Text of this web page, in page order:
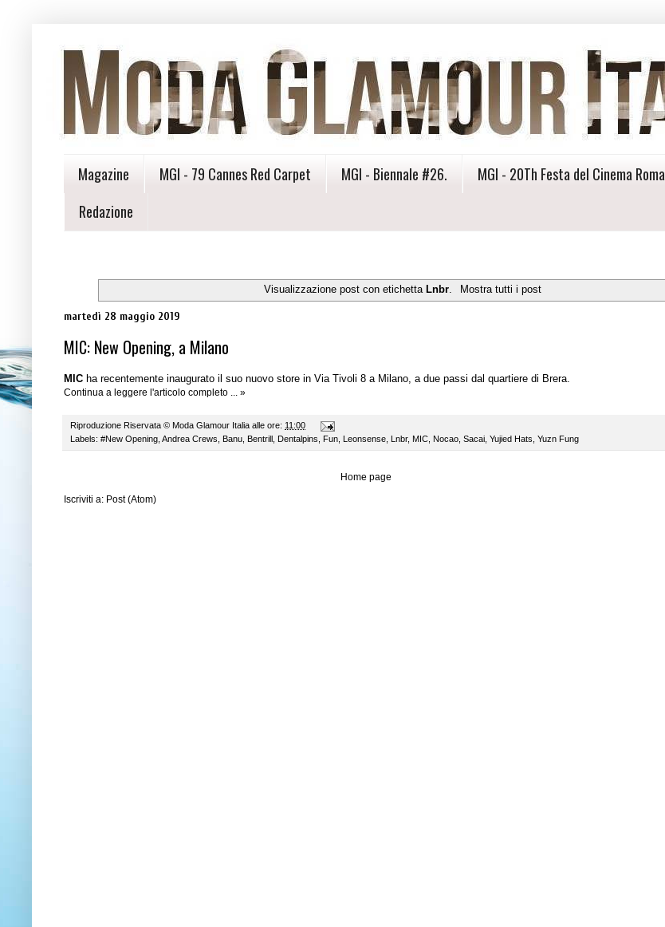
Magazine MGI - 79 Cannes Red Carpet MGI - Biennale #26. MGI - 20Th Festa del Cinema Roma
Redazione
Visualizzazione post con etichetta Lnbr. Mostra tutti i post
martedì 28 maggio 2019
MIC: New Opening, a Milano
MIC ha recentemente inaugurato il suo nuovo store in Via Tivoli 8 a Milano, a due passi dal quartiere di Brera.
Continua a leggere l'articolo completo ... »
Riproduzione Riservata © Moda Glamour Italia alle ore: 11:00
Labels: #New Opening Andrea Crews Banu Bentrill Dentalpins Fun Leonsense Lnbr, MIC Nocao Sacai Yujied Hats Yuzn Fung
Home page
Iscriviti a: Post (Atom)